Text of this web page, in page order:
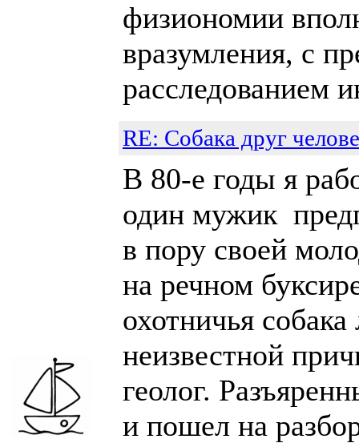
физиономии
вразумления, с
расследованием
RE: Собака друг
В 80-е годы я
один мужик
в пору своей
на речном
охотничья
неизвестной
геолог.
и пошел на